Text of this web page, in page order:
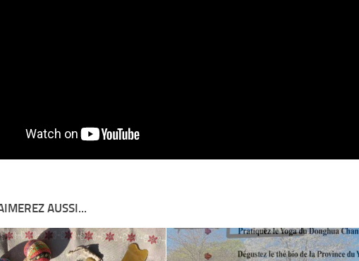
AUSSI...